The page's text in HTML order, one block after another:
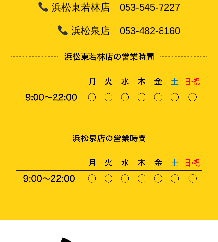
浜松東若林店 053-545-7227
浜松泉店 053-482-8160